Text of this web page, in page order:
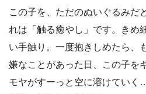
この子を、ただのぬいぐるみだ
れは「触る癒やし」です。きめ
い手触り。一度抱きしめたら、
嫌なことがあった日、この子を
モヤがすーっと空に溶けてい